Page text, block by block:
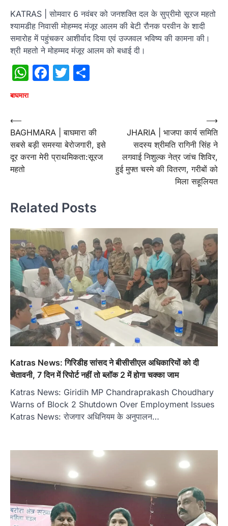
KATRAS | सोमवार 6 नवंबर को जनशक्ति दल के सुप्रीमो सूरज महतो
श्यामडीह निवासी मोहम्मद मंजूर आलम की बेटी रौनक परवीन के शादी
समारोह में पहुंचकर आशीर्वाद दिया एवं उज्जवल भविष्य की कामना की।
श्री महतो ने मोहम्मद मंजूर आलम को बधाई दी।
WhatsApp
Facebook
Twitter
बाघमारा
Post
navigation
⟵
BAGHMARA | बाघमारा की
सबसे बड़ी समस्या बेरोजगारी, इसे
दूर करना मेरी प्राथमिकता:सूरज
महतो
JHARIA | भाजपा कार्य समिति
सदस्य श्रीमति रागिनी सिंह ने
लगवाई निशुल्क नेत्र जांच शिविर,
हुई मुफ्त चस्मे की वितरण, गरीबों को
मिला सहूलियत
⟶
Related Posts
Katras News: गिरिडीह सांसद ने बीसीसीएल अधिकारियों को दी
चेतावनी, 7 दिन में रिपोर्ट नहीं तो ब्लॉक 2 में होगा चक्का जाम
Katras News: Giridih MP Chandraprakash Choudhary
Warns of Block 2 Shutdown Over Employment Issues
Katras News: रोजगार अधिनियम के अनुपालन…